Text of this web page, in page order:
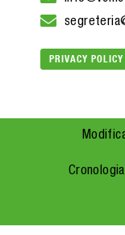
PRIVACY POLICY